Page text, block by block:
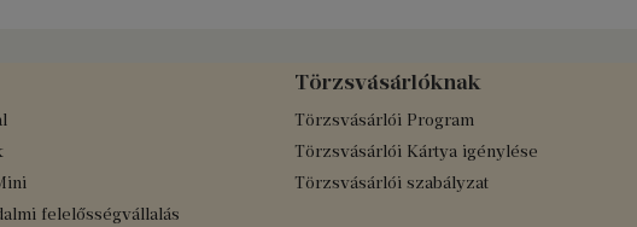
felelősségvállalás
Törzsvásárlóknak
Törzsvásárlói Program
Törzsvásárlói Kártya igénylése
Törzsvásárlói szabályzat